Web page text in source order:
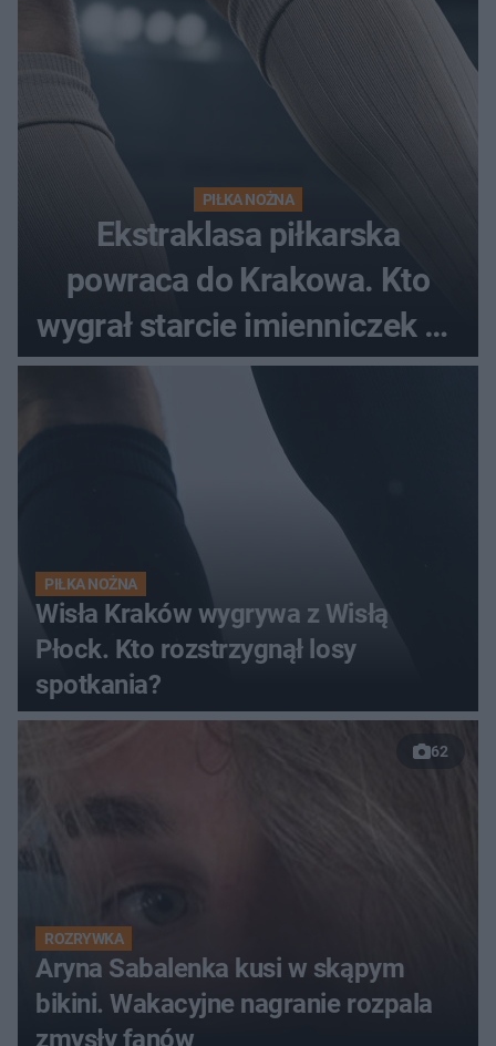
PIŁKA NOŻNA
Ekstraklasa piłkarska
powraca do Krakowa. Kto
wygrał starcie imienniczek na
pełnym stadionie
PIŁKA NOŻNA
Wisła Kraków wygrywa z Wisłą
Płock. Kto rozstrzygnął losy
spotkania?
62
ROZRYWKA
Aryna Sabalenka kusi w skąpym
bikini. Wakacyjne nagranie rozpala
zmysły fanów